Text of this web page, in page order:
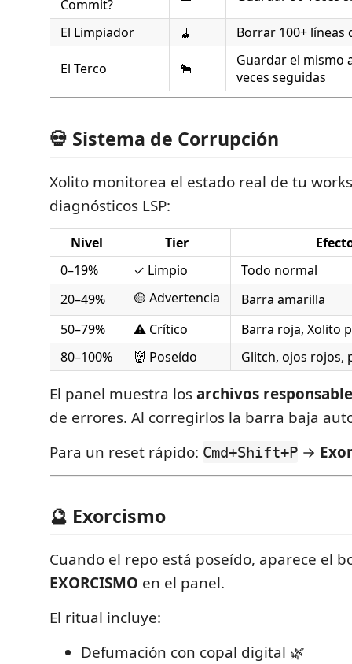
Commit?
El Limpiador 🧹 Borrar 100+ líneas
El Terco 🐂
Guardar el mismo
veces seguidas
💀 Sistema de Corrupción
Xolito monitorea el estado real de tu
diagnósticos LSP:
Nivel Tier
0–19%
✓ Limpio
Todo normal
20–49%
🟡 Advertencia
Barra amarilla
50–79%
⚠️ Crítico
Barra roja, Xolito
80–100%
👹 Poseído Glitch, ojos rojos,
El panel muestra losarchivos
de errores. Al corregirlos la barra baja
Para un reset rápido: Cmd+Shift+P →
🔮 Exorcismo
Cuando el repo está poseído, aparece el
EXORCISMO en el panel.
El ritual incluye:
Defumación con copal digital 🌿